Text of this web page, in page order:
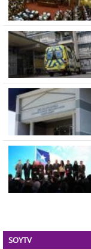
SOYTV